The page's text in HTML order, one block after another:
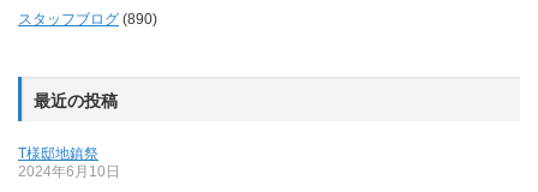
スタッフブログ (890)
最近の投稿
T様邸地鎮祭
2024年6月10日